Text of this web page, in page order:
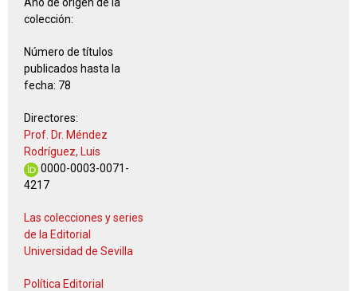
colección:
Número de títulos
publicados hasta la
fecha: 78
Directores:
Prof. Dr. Méndez
Rodríguez, Luis
0000-0003-0071-
4217
Las colecciones y series
de la Editorial
Universidad de Sevilla
Política Editorial